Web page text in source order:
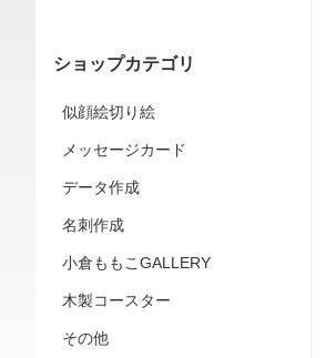
ショップカテゴリ
似顔絵切り絵
メッセージカード
データ作成
名刺作成
小倉ももこGALLERY
木製コースター
その他